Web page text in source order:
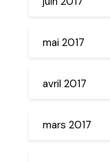
mai 2017
avril 2017
mars 2017